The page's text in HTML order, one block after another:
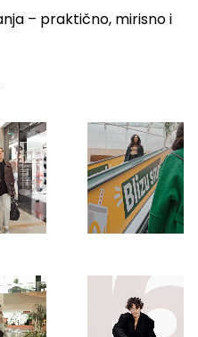
– praktično, mirisno i